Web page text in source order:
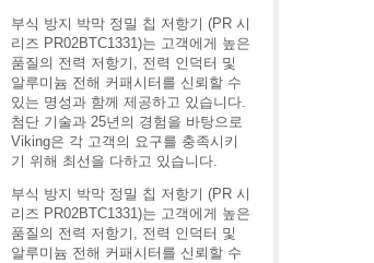
부식 방지 박막 정밀 칩 저항기 (PR 시
리즈 PR02BTC1331)는 고객에게 높은
품질의 전력 저항기, 전력 인덕터 및
알루미늄 전해 커패시터를 신뢰할 수
있는 명성과 함께 제공하고 있습니다.
첨단 기술과 25년의 경험을 바탕으로
Viking은 각 고객의 요구를 충족시키
기 위해 최선을 다하고 있습니다.
부식 방지 박막 정밀 칩 저항기 (PR 시
리즈 PR02BTC1331)는 고객에게 높은
품질의 전력 저항기, 전력 인덕터 및
알루미늄 전해 커패시터를 신뢰할 수